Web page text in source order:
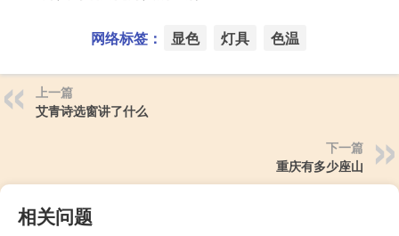
网络标签： 显色 灯具 色温
上一篇
艾青诗选窗讲了什么
下一篇
重庆有多少座山
相关问题